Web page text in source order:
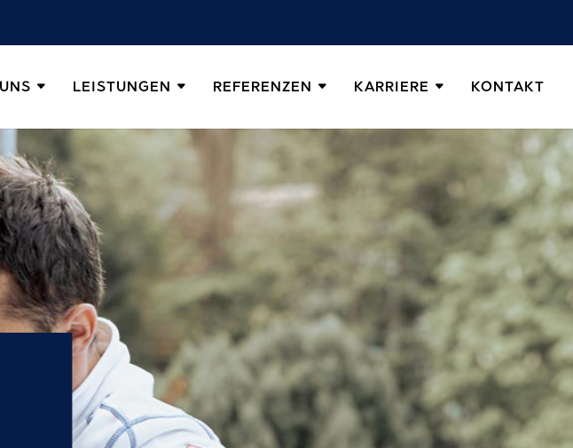
LEISTUNGEN REFERENZEN KARRIERE KONTAKT